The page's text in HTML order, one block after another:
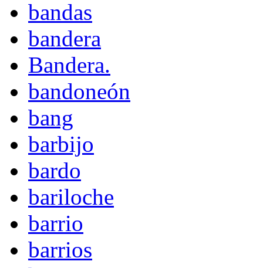
bandas
bandera
Bandera.
bandoneón
bang
barbijo
bardo
bariloche
barrio
barrios